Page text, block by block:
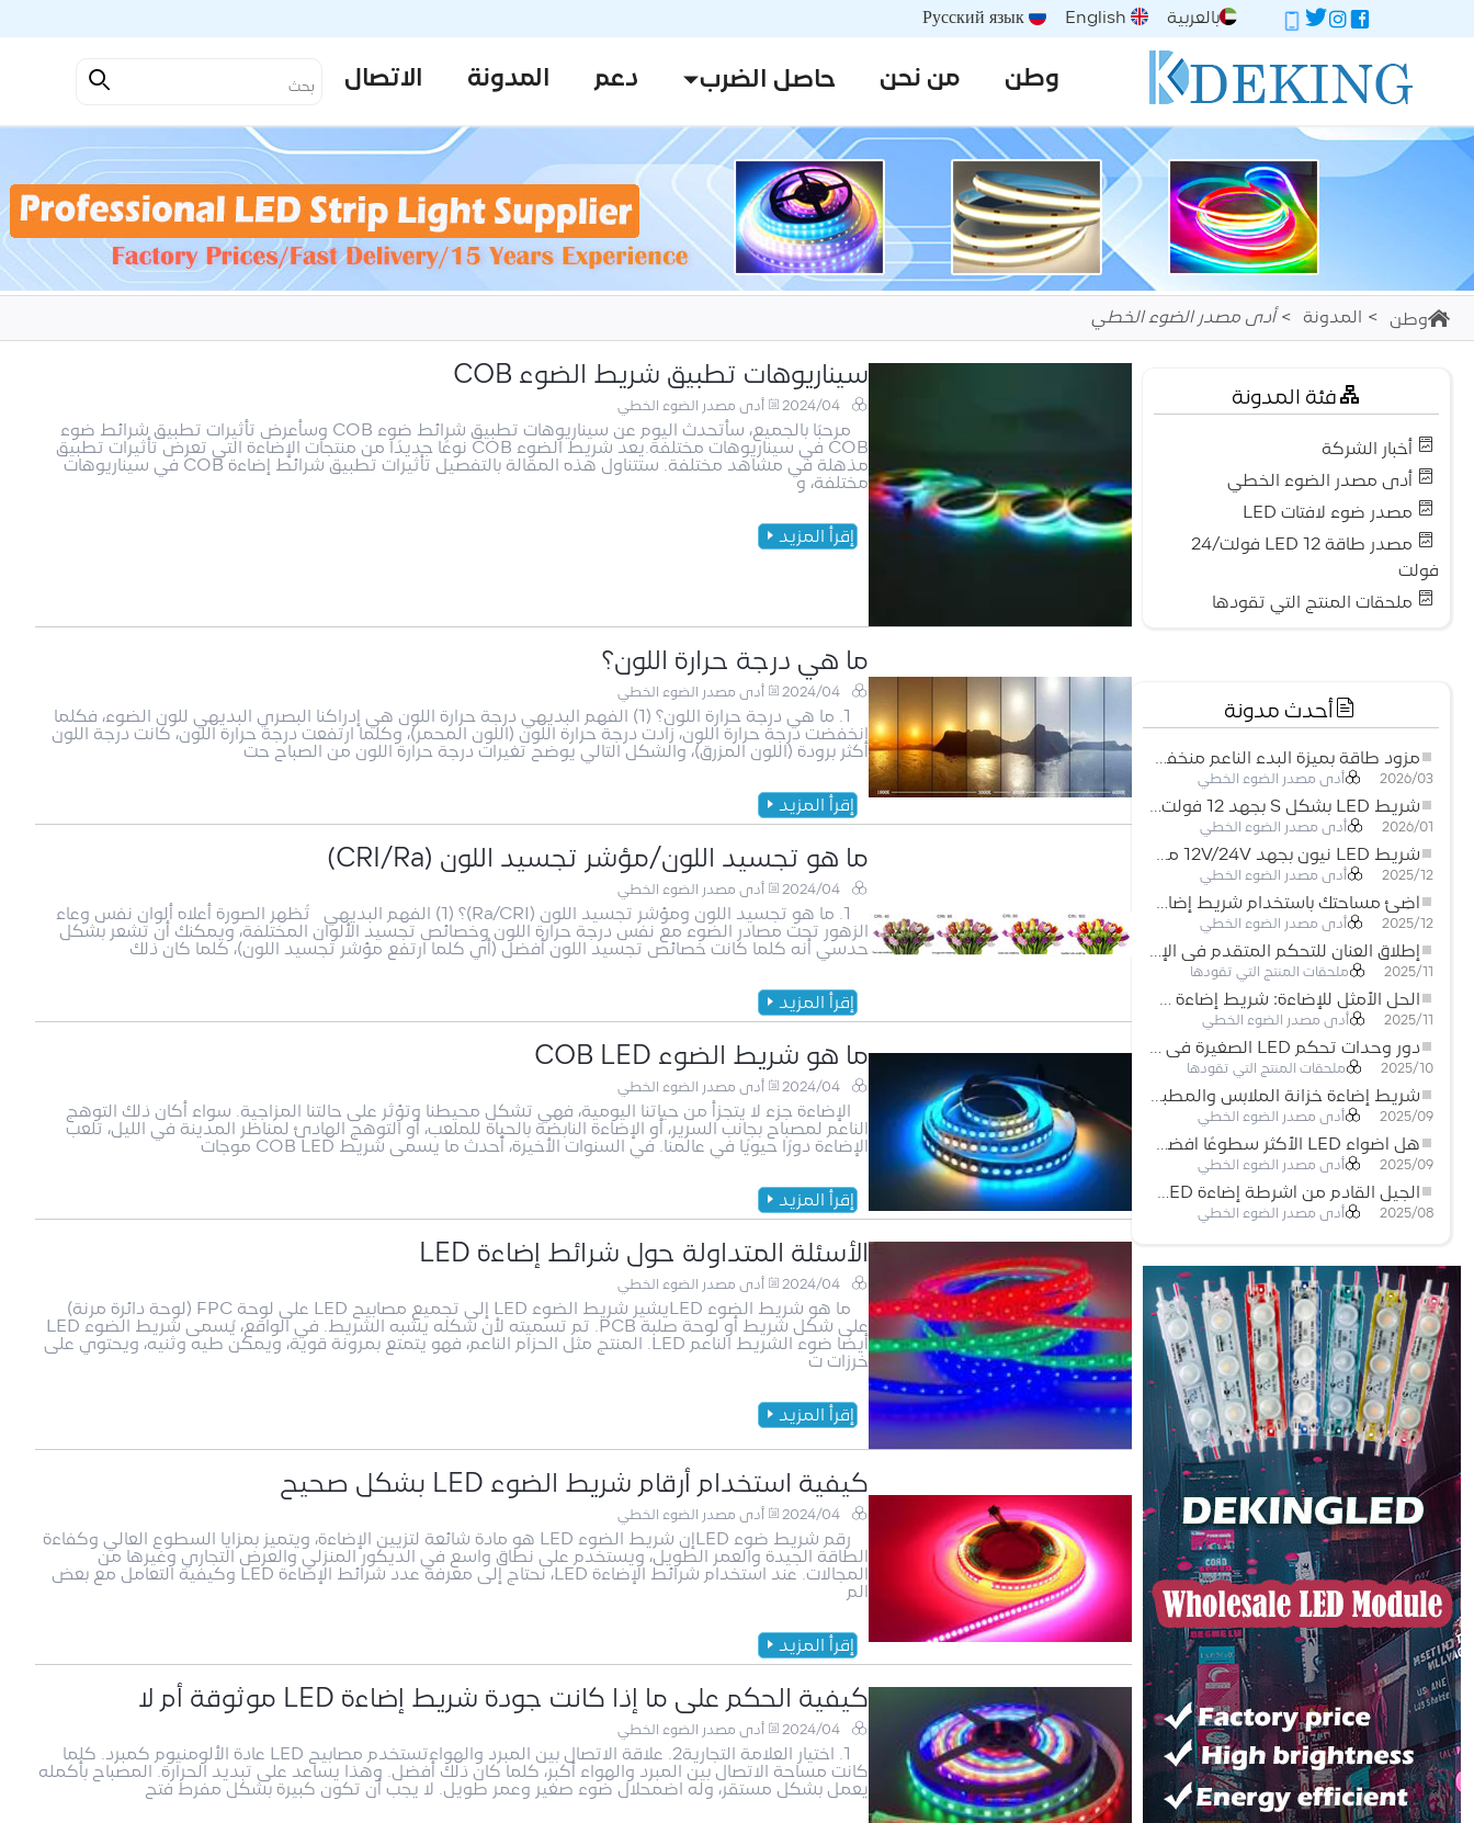
بالعربية English
Русский язык
وطن من نحن حاصل الضرب دعم المدونة الاتصال
وطن المدونة أدى مصدر الضوء الخطي
فئة المدونة
أخبار الشركة
أدى مصدر الضوء الخطي
مصدر ضوء لافتات LED
مصدر طاقة LED 12 فولت/24
فولت
ملحقات المنتج التي تقودها
أحدث مدونة
مزود طاقة بميزة البدء الناعم منخفض الجهد لأنظمة إضاءة LED
2026/03 أدى مصدر الضوء الخطي
شريط LED بشكل S بجهد 12 فولت: حل إضاءة مرن وفعال للتصميمات الحديثة
2026/01 أدى مصدر الضوء الخطي
شريط LED نيون بجهد 12V/24V مع إمكانية القص كل 3 مصابيح: حل إضاءة نيون عصري لكل المساحات
2025/12 أدى مصدر الضوء الخطي
أضِئ مساحتك باستخدام شريط إضاءة LED نيون مرن منخفض الجهد
2025/12 أدى مصدر الضوء الخطي
إطلاق العنان للتحكم المتقدم في الإضاءة: المزايا الرئيسية لجهاز التحكم RGBW 5–24 فولت
2025/11 ملحقات المنتج التي تقودها
الحل الأمثل للإضاءة: شريط إضاءة LED مرن عالي الكثافة COB FOB للإضاءة الحديثة
2025/11 أدى مصدر الضوء الخطي
دور وحدات تحكم LED الصغيرة في مشاريع إضاءة شريط LED
2025/10 ملحقات المنتج التي تقودها
شريط إضاءة خزانة الملابس والمطبخ: شريط COB LED اللمسي الذي يعيد تعريف الإضاءة المنزلية والتجارية
2025/09 أدى مصدر الضوء الخطي
هل أضواء LED الأكثر سطوعًا أفضل؟
2025/09 أدى مصدر الضوء الخطي
الجيل القادم من أشرطة إضاءة LED: قابلة للقطع بحرية لإمكانيات غير محدودة
2025/08 أدى مصدر الضوء الخطي
سيناريوهات تطبيق شريط الضوء COB
2024/04 أدى مصدر الضوء الخطي
مرحبًا بالجميع، سأتحدث اليوم عن سيناريوهات تطبيق شرائط ضوء COB وسأعرض تأثيرات تطبيق شرائط ضوء
COB في سيناريوهات مختلفة.يعد شريط الضوء COB نوعًا جديدًا من منتجات الإضاءة التي تعرض تأثيرات تطبيق
مذهلة في مشاهد مختلفة. ستتناول هذه المقالة بالتفصيل تأثيرات تطبيق شرائط إضاءة COB في سيناريوهات
مختلفة، و
إقرأ المزيد
ما هي درجة حرارة اللون؟
2024/04 أدى مصدر الضوء الخطي
1. ما هي درجة حرارة اللون؟ (1) الفهم البديهي درجة حرارة اللون هي إدراكنا البصري البديهي للون الضوء، فكلما
انخفضت درجة حرارة اللون، زادت درجة حرارة اللون (اللون المحمر)، وكلما ارتفعت درجة حرارة اللون، كانت درجة اللون
أكثر برودة (اللون المزرق)، والشكل التالي يوضح تغيرات درجة حرارة اللون من الصباح حت
إقرأ المزيد
ما هو تجسيد اللون/مؤشر تجسيد اللون (CRI/Ra)
2024/04 أدى مصدر الضوء الخطي
1. ما هو تجسيد اللون ومؤشر تجسيد اللون (Ra/CRI)؟ (1) الفهم البديهي تُظهر الصورة أعلاه ألوان نفس وعاء
الزهور تحت مصادر الضوء مع نفس درجة حرارة اللون وخصائص تجسيد الألوان المختلفة، ويمكنك أن تشعر بشكل
حدسي أنه كلما كانت خصائص تجسيد اللون أفضل (أي كلما ارتفع مؤشر تجسيد اللون)، كلما كان ذلك
إقرأ المزيد
ما هو شريط الضوء COB LED
2024/04 أدى مصدر الضوء الخطي
الإضاءة جزء لا يتجزأ من حياتنا اليومية، فهي تشكل محيطنا وتؤثر على حالتنا المزاجية. سواء أكان ذلك التوهج
الناعم لمصباح بجانب السرير، أو الإضاءة النابضة بالحياة للملعب، أو التوهج الهادئ لمناظر المدينة في الليل، تلعب
الإضاءة دورًا حيويًا في عالمنا. في السنوات الأخيرة، أحدث ما يسمى شريط COB LED موجات
إقرأ المزيد
الأسئلة المتداولة حول شرائط إضاءة LED
2024/04 أدى مصدر الضوء الخطي
ما هو شريط الضوء LEDيشير شريط الضوء LED إلى تجميع مصابيح LED على لوحة FPC (لوحة دائرة مرنة)
على شكل شريط أو لوحة صلبة PCB. تم تسميته لأن شكله يشبه الشريط. في الواقع، يُسمى شريط الضوء LED
أيضًا ضوء الشريط الناعم LED. المنتج مثل الحزام الناعم، فهو يتمتع بمرونة قوية، ويمكن طيه وثنيه، ويحتوي على
خرزات ت
إقرأ المزيد
كيفية استخدام أرقام شريط الضوء LED بشكل صحيح
2024/04 أدى مصدر الضوء الخطي
رقم شريط ضوء LEDإن شريط الضوء LED هو مادة شائعة لتزيين الإضاءة، ويتميز بمزايا السطوع العالي وكفاءة
الطاقة الجيدة والعمر الطويل، ويستخدم على نطاق واسع في الديكور المنزلي والعرض التجاري وغيرها من
المجالات. عند استخدام شرائط الإضاءة LED، نحتاج إلى معرفة عدد شرائط الإضاءة LED وكيفية التعامل مع بعض
الم
إقرأ المزيد
كيفية الحكم على ما إذا كانت جودة شريط إضاءة LED موثوقة أم لا
2024/04 أدى مصدر الضوء الخطي
1. اختيار العلامة التجارية2. علاقة الاتصال بين المبرد والهواءتستخدم مصابيح LED عادة الألومنيوم كمبرد. كلما
كانت مساحة الاتصال بين المبرد والهواء أكبر، كلما كان ذلك أفضل. وهذا يساعد على تبديد الحرارة. المصباح بأكمله
يعمل بشكل مستقر، وله اضمحلال ضوء صغير وعمر طويل. لا يجب أن تكون كبيرة بشكل مفرط فتح